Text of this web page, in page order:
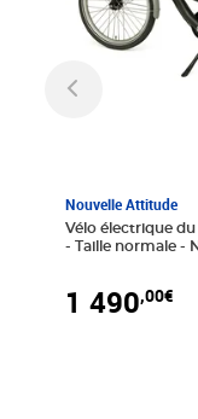
Nouvelle Attitude
Vélo électrique
- Taille normale -
1 490,00€